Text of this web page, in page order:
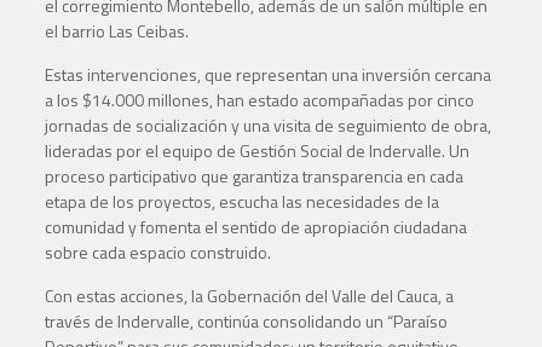
el corregimiento Montebello, además de un salón múltiple en
el barrio Las Ceibas.
Estas intervenciones, que representan una inversión cercana
a los $14.000 millones, han estado acompañadas por cinco
jornadas de socialización y una visita de seguimiento de obra,
lideradas por el equipo de Gestión Social de Indervalle. Un
proceso participativo que garantiza transparencia en cada
etapa de los proyectos, escucha las necesidades de la
comunidad y fomenta el sentido de apropiación ciudadana
sobre cada espacio construido.
Con estas acciones, la Gobernación del Valle del Cauca, a
través de Indervalle, continúa consolidando un “Paraíso